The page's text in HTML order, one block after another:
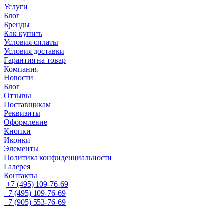
Услуги
Блог
Бренды
Как купить
Условия оплаты
Условия доставки
Гарантия на товар
Компания
Новости
Блог
Отзывы
Поставщикам
Реквизиты
Оформление
Кнопки
Иконки
Элементы
Политика конфиденциальности
Галерея
Контакты
+7 (495) 109-76-69
+7 (495) 109-76-69
+7 (905) 553-76-69